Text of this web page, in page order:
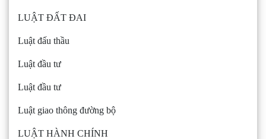
LUẬT ĐẤT ĐAI
Luật đấu thầu
Luật đầu tư
Luật đầu tư
Luật giao thông đường bộ
LUẬT HÀNH CHÍNH